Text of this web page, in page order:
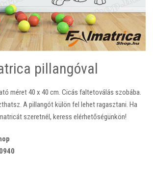
pillangóval
méret 40 x 40 cm. Cicás faltetoválás szobába.
A pillangót külön fel lehet ragasztani. Ha
szeretnél, keress elérhetőségünkön!